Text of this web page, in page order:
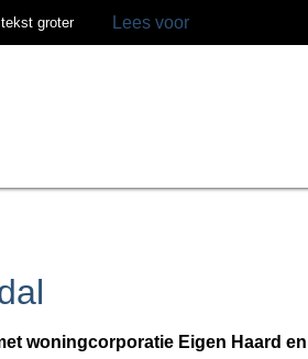
groter Lees voor
woningcorporatie Eigen Haard